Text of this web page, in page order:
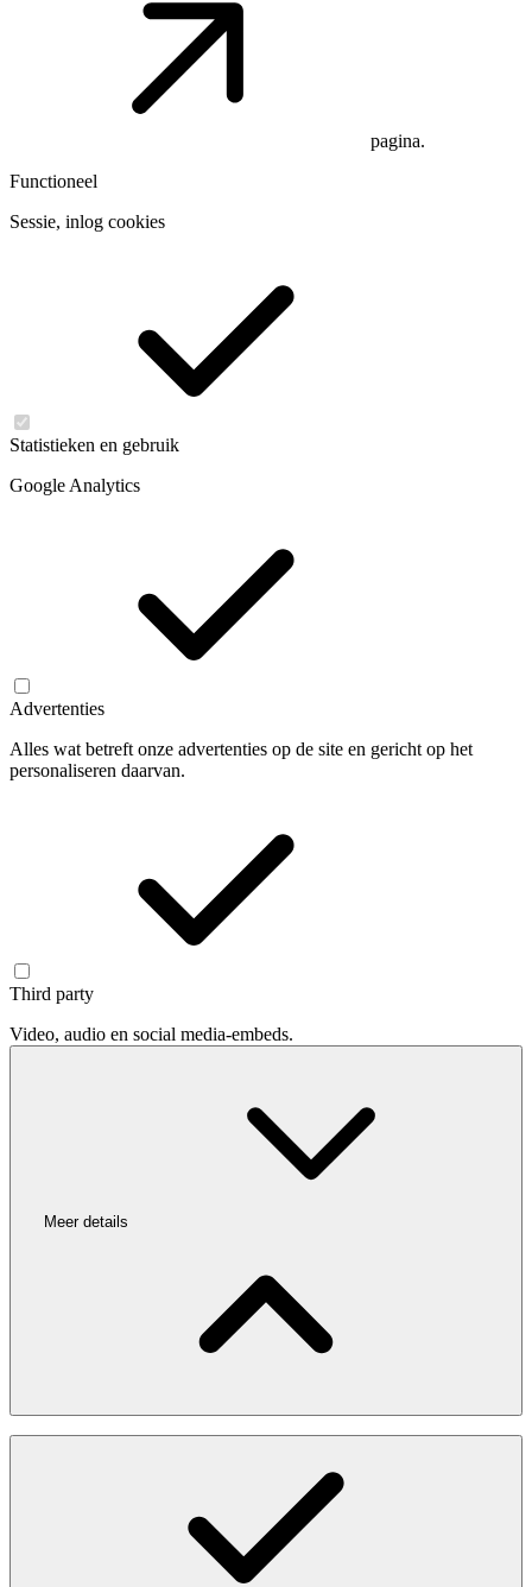
pagina.
Functioneel
Sessie, inlog cookies
Statistieken en gebruik
Google Analytics
Advertenties
Alles wat betreft onze advertenties op de site en gericht op het
personaliseren daarvan.
Third party
Video, audio en social media-embeds.
Meer details